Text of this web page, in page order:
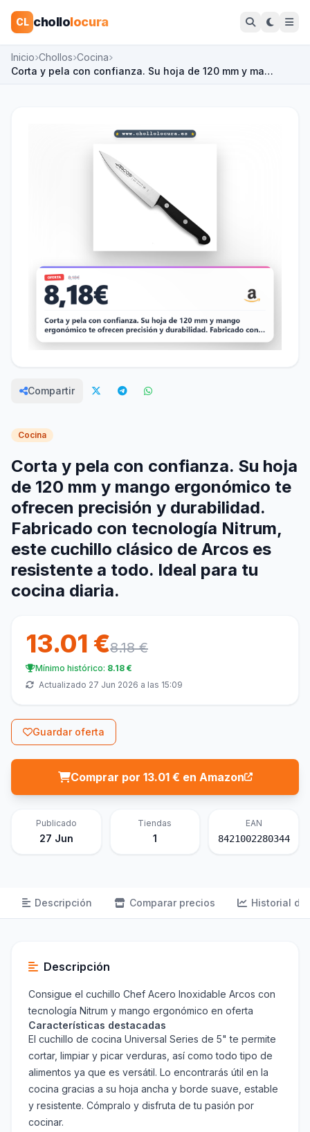
CL chollolocura
Inicio Chollos Cocina
Corta y pela con confianza. Su hoja de 120 mm y ma…
Compartir
Cocina
Corta y pela con confianza. Su hoja
de 120 mm y mango ergonómico te
ofrecen precisión y durabilidad.
Fabricado con tecnología Nitrum,
este cuchillo clásico de Arcos es
resistente a todo. Ideal para tu
cocina diaria.
13.01 €8.18 €
Mínimo histórico: 8.18 €
Actualizado 27 Jun 2026 a las 15:09
Guardar oferta
Comprar por 13.01 € en Amazon
Publicado
27 Jun
Tiendas
1
EAN
8421002280344
Descripción Comparar precios Historial de
Descripción
Consigue el cuchillo Chef Acero Inoxidable Arcos con
tecnología Nitrum y mango ergonómico en oferta
Características destacadas
El cuchillo de cocina Universal Series de 5" te permite
cortar, limpiar y picar verduras, así como todo tipo de
alimentos ya que es versátil. Lo encontrarás útil en la
cocina gracias a su hoja ancha y borde suave, estable
y resistente. Cómpralo y disfruta de tu pasión por
cocinar.